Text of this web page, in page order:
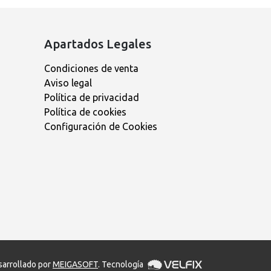
Apartados Legales
Condiciones de venta
Aviso legal
Política de privacidad
Política de cookies
Configuración de Cookies
porMEIGASOFT. Tecnología